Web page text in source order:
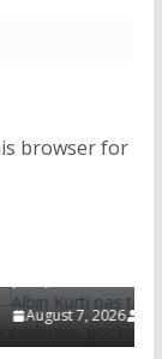
browser for
ka 30 vota as